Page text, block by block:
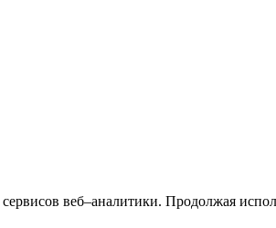
веб–аналитики. Продолжая